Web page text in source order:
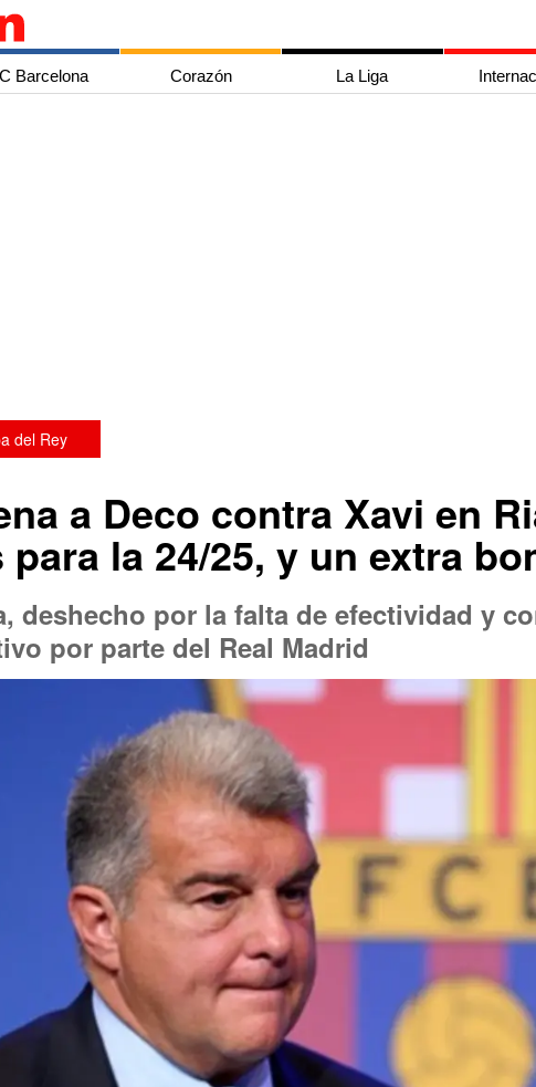
Barcelona Corazón La Liga
del Rey
a Deco contra Xavi en
la 24/25, y un extra
deshecho por la falta de efectividad y
por parte del Real Madrid